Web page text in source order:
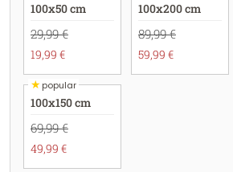
100x50 cm
29,99 €
19,99 €
100x200 cm
89,99 €
59,99 €
★popular
100x150 cm
69,99 €
49,99 €